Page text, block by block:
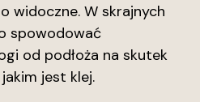
widoczne. W skrajnych
spowodować
od podłoża na skutek
jest klej.